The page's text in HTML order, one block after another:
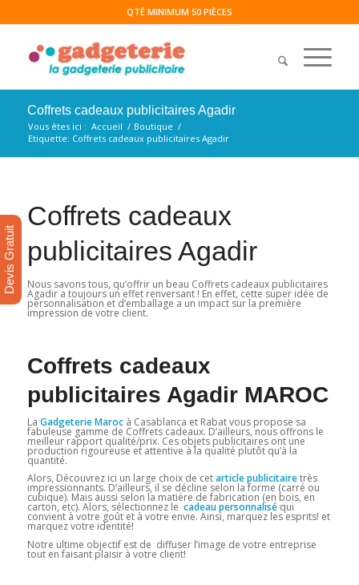
QTÉ MINIMUM 50 PIÈCES
Coffrets cadeaux publicitaires Agadir
Vous êtes ici : Accueil / Boutique /
Etiquette: Coffrets cadeaux publicitaires Agadir
Coffrets cadeaux
publicitaires Agadir
Nous savons tous, qu’offrir un beau Coffrets cadeaux publicitaires
Agadir a toujours un effet renversant ! En effet, cette super idée de
personnalisation et d’emballage a un impact sur la première
impression de votre client.
Coffrets cadeaux
publicitaires Agadir MAROC
La Gadgeterie Marocà Casablanca et Rabat vous propose sa
fabuleuse gamme de Coffrets cadeaux. D’ailleurs, nous offrons le
meilleur rapport qualité/prix. Ces objets publicitaires ont une
production rigoureuse et attentive à la qualité plutôt qu’à la
quantité.
Alors, Découvrez ici un large choix de cetarticle publicitairetrès
impressionnants. D’ailleurs, il se décline selon la forme (carré ou
cubique). Mais aussi selon la matière de fabrication (en bois, en
carton, etc). Alors, sélectionnez le cadeau personnaliséqui
convient à votre goût et à votre envie. Ainsi, marquez les esprits! et
marquez votre identité!
Notre ultime objectif est de diffuser l’image de votre entreprise
tout en faisant plaisir à votre client!
Devis Gratuit